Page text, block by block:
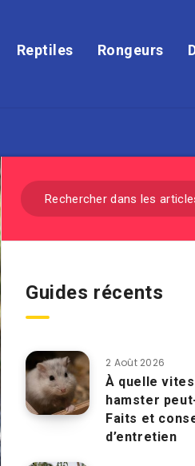
Reptiles Rongeurs
Guides récents
2 Août 2026
À quelle
hamster
Faits et
d’entretien